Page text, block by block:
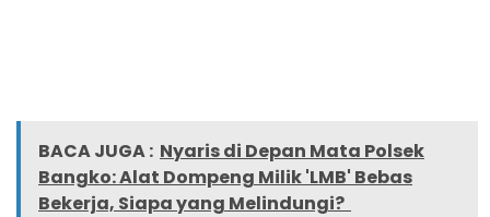
BACA JUGA : Nyaris di Depan Mata Polsek
Bangko: Alat Dompeng Milik 'LMB' Bebas
Bekerja, Siapa yang Melindungi?